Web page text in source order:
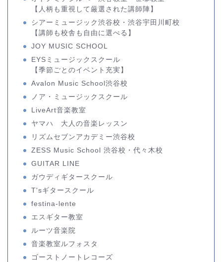
【人柄も重視して厳選された講師陣】
シアーミュージック渋谷校・渋谷宇田川町校
【講師も校舎も自由に選べる】
JOY MUSIC SCHOOL
EYSミュージックスクール
【季節ごとのイベント充実】
Avalon Music School渋谷校
ノア・ミュージックスクール
LiveArt音楽教室
ヤマハ 大人の音楽レッスン
リズムセブンアカデミー渋谷校
ZESS Music School 渋谷校・代々木校
GUITAR LINE
ガウディギタースクール
T'sギタースクール
festina-lente
エスギター教室
ルーツ音楽院
音楽教室ルフォスタ
ゴーストノートレコーズ